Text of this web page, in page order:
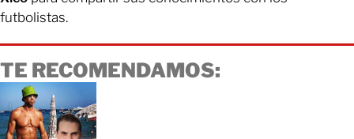
futbolistas.
TE RECOMENDAMOS: